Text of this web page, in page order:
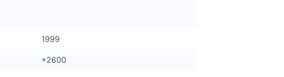
1999
+2600